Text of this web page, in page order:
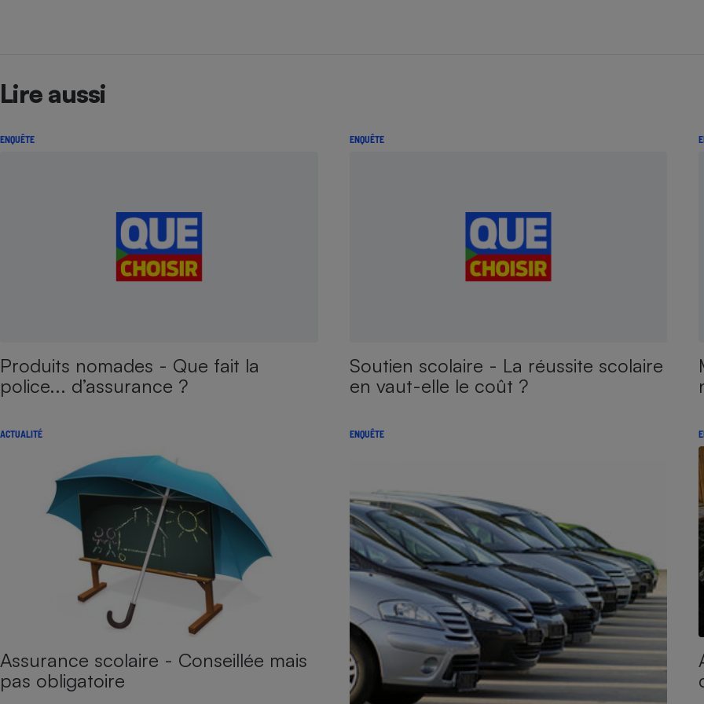
Lire aussi
ENQUÊTE
Produits nomades - Que fait la
police... d’assurance ?
ENQUÊTE
Soutien scolaire - La réussite scolaire
en vaut-elle le coût ?
ACTUALITÉ
Assurance scolaire - Conseillée mais
pas obligatoire
ENQUÊTE